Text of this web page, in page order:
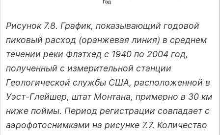
Рисунок 7.8. График, показывающий годовой
пиковый расход (оранжевая линия) в среднем
течении реки Флэтхед с 1940 по 2004 год,
полученный с измерительной станции
Геологической службы США, расположенной в
Уэст-Глейшер, штат Монтана, примерно в 30 км
ниже поймы. Период регистрации совпадает с
аэрофотоснимками на рисунке 7.7. Количество